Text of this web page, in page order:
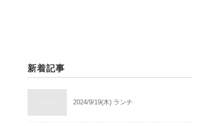
新着記事
2024/9/19(木) ランチ